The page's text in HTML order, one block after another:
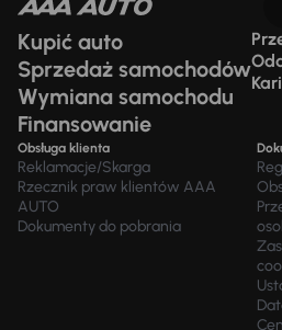
Kupić auto
Sprzedaż samochodów
Wymiana samochodu
Finansowanie
Obsługa klienta
Reklamacje/Skarga
Rzecznik praw klientów AAA
AUTO
Dokumenty do pobrania